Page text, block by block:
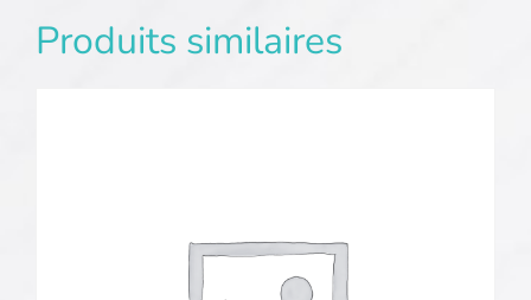
Produits similaires